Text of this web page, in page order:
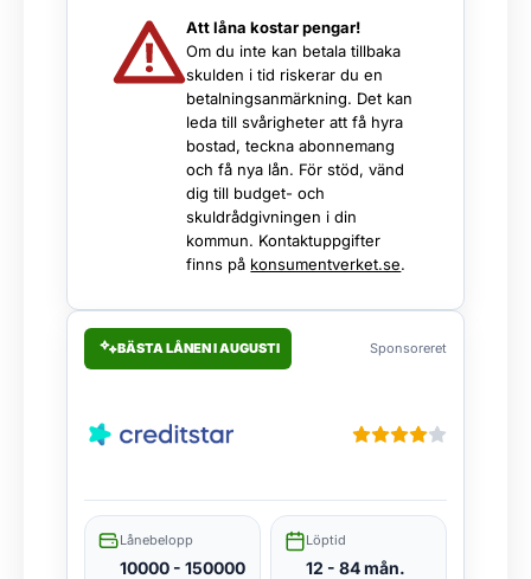
Att låna kostar pengar!
Om du inte kan betala tillbaka
skulden i tid riskerar du en
betalningsanmärkning. Det kan
leda till svårigheter att få hyra
bostad, teckna abonnemang
och få nya lån. För stöd, vänd
dig till budget- och
skuldrådgivningen i din
kommun. Kontaktuppgifter
finns på konsumentverket.se.
BÄSTA LÅNEN I AUGUSTI Sponsoreret
Lånebelopp
10000 - 150000
Löptid
12 - 84 mån.